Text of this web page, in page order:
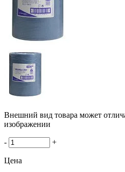
Внешний вид товара может
изображении
- +
Цена